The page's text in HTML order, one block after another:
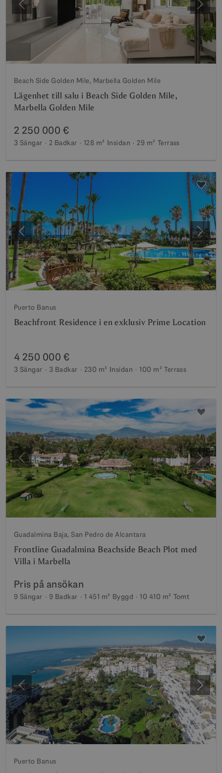
Föregående Nästa
Beach Side Golden Mile, Marbella Golden Mile
Lägenhet till salu i Beach Side Golden Mile,
Marbella Golden Mile
2 250 000 €
3 Sängar 2 Badkar 128 m² Insidan 29 m² Terrass
Föregående Nästa
Puerto Banus
Beachfront Residence i en exklusiv Prime Location
4 250 000 €
3 Sängar 3 Badkar 230 m² Insidan 100 m² Terrass
Föregående Nästa
Guadalmina Baja, San Pedro de Alcantara
Frontline Guadalmina Beachside Beach Plot med
Villa i Marbella
Pris på ansökan
9 Sängar 9 Badkar 1 451 m² Byggd 10 410 m² Tomt
Föregående Nästa
Puerto Banus